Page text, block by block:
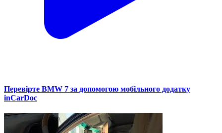
Перевірте BMW 7 за допомогою мобільного додатку
inCarDoc